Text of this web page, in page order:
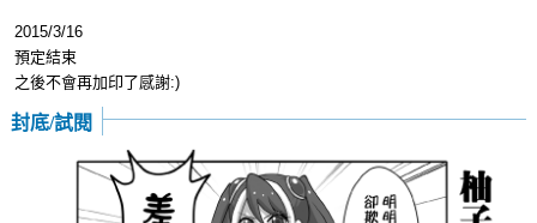
2015/3/16
預定結束
之後不會再加印了感謝:)
封底/試閱